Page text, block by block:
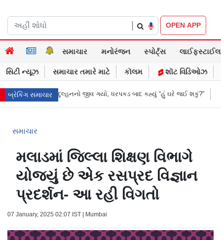
OPEN APP
સમાચાર મનોરંજન સ્પોર્ટ્સ લાઈફસ્ટાઈલ
સિટી ન્યૂઝ સમાચાર તમારે માટે કૉલમ શૉટ વિડિઓઝ
બ્રેકિંગ સમાચાર
રાત્રે જ દુલ્હનનો જીવ ગયો, ધરપકડ બાદ કહ્યું “હું ઘરે જઈ શકું?” ‘હું બાબા
સમાચાર
મલાડમાં જિલ્લા શિક્ષણ વિભાગે
યોજ્યું છે એક રસપ્રદ વિજ્ઞાન
પ્રદર્શન- આ રહી વિગતો
07 January, 2025 02:07 IST | Mumbai